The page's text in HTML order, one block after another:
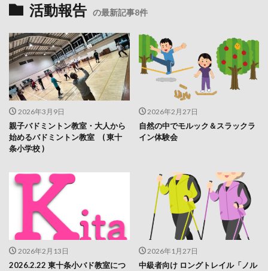
活動報告 の最新記事8件
2026年3月9日
親子バドミントン教室・大人から
始めるバドミントン教室 ( 東十
条小学校 )
2026年2月27日
自然の中でモルック＆スラックラ
イン体験会
2026年2月13日
2026.2.22 東十条小バド教室につ
2026年1月27日
中級者向け ロングトレイル「ノル